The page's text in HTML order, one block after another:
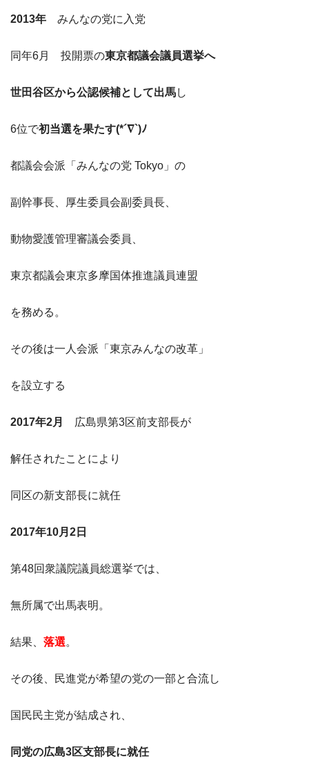
2013年 みんなの党に入党
同年6月 投開票の東京都議会議員選挙へ
世田谷区から公認候補として出馬し
6位で初当選を果たす(*´∇`)ﾉ
都議会会派「みんなの党 Tokyo」の
副幹事長、厚生委員会副委員長、
動物愛護管理審議会委員、
東京都議会東京多摩国体推進議員連盟
を務める。
その後は一人会派「東京みんなの改革」
を設立する
2017年2月 広島県第3区前支部長が
解任されたことにより
同区の新支部長に就任
2017年10月2日
第48回衆議院議員総選挙では、
無所属で出馬表明。
結果、 落選。
その後、民進党が希望の党の一部と合流し
国民民主党が結成され、
同党の広島3区支部長に就任